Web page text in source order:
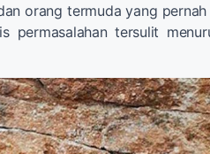
orang termuda yang pernah
permasalahan tersulit